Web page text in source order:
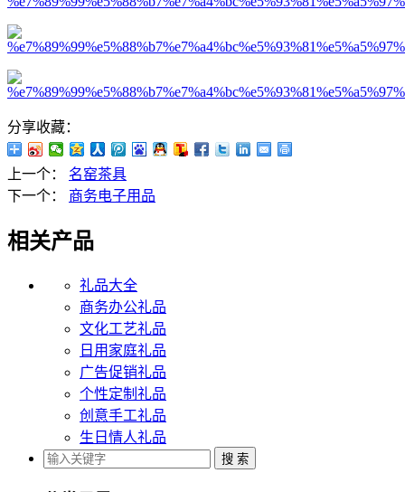
分享收藏：
上一个： 名窑茶具
下一个： 商务电子用品
相关产品
礼品大全
商务办公礼品
文化工艺礼品
日用家庭礼品
广告促销礼品
个性定制礼品
创意手工礼品
生日情人礼品